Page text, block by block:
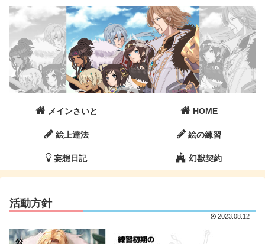
メインさいと HOME
絵上達法 絵の練習
妄想日記 幻獣契約
活動方針
2023.08.12